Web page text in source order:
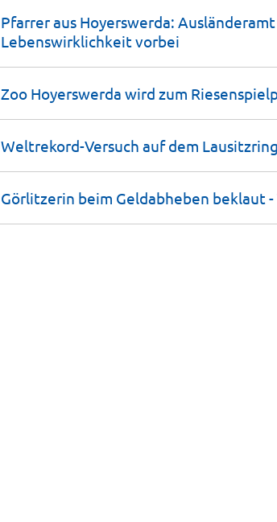
Pfarrer aus Hoyerswerda:
Lebenswirklichkeitvorbei
Zoo Hoyerswerda wird zum
Weltrekord-Versuch auf dem Lausitzring
Görlitzerin beim Geldabheben beklaut